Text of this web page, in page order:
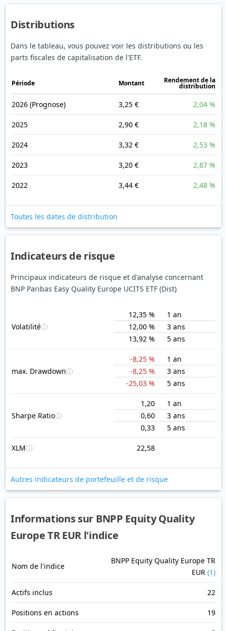
Distributions
Dans le tableau, vous pouvez voir les distributions ou les
parts fiscales de capitalisation de l'ETF.
Période Montant Rendement de la
distribution
2026 (Prognose) 3,25 € 2,04 %
2025 2,90 € 2,18 %
2024 3,32 € 2,53 %
2023 3,20 € 2,87 %
2022 3,44 € 2,48 %
Toutes les dates de distribution
Indicateurs de risque
Principaux indicateurs de risque et d'analyse concernant
BNP Paribas Easy Quality Europe UCITS ETF (Dist)
Volatilité
12,35 %
1 an
12,00 %
3 ans
13,92 %
5 ans
max. Drawdown
-8,25 %
1 an
-8,25 %
3 ans
-25,03 %
5 ans
Sharpe Ratio
1,20
1 an
0,60
3 ans
0,33
5 ans
XLM 22,58
Autres indicateurs de portefeuille et de risque
Informations sur BNPP Equity Quality
Europe TR EUR l'indice
Nom de l'indice
BNPP Equity Quality Europe TR
EUR (1)
Actifs inclus 22
Positions en actions 19